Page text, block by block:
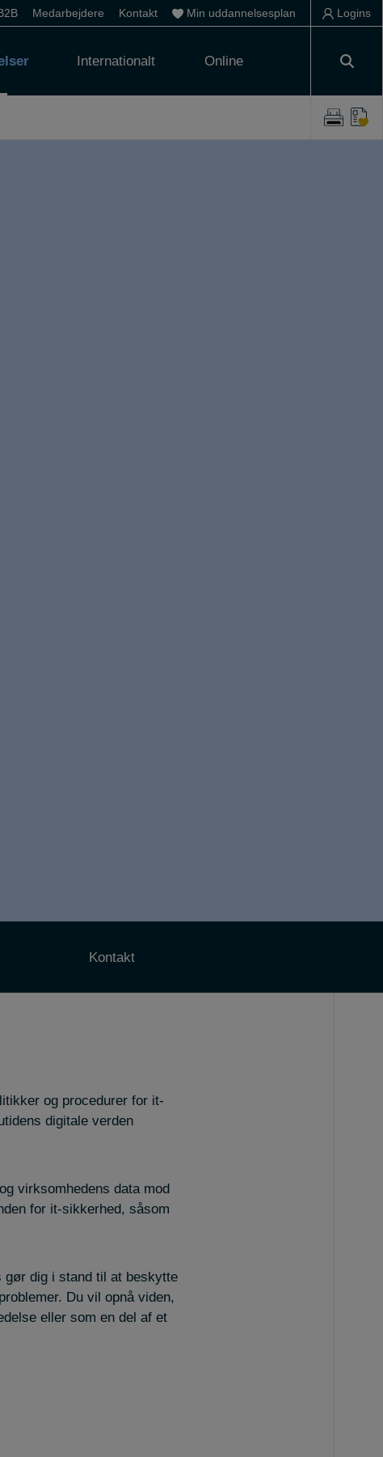
Medarbejdere Kontakt Min uddannelsesplan Logins
Internationalt Online
Kontakt
og procedurer for it-
digitale verden
virksomhedens data mod
for it-sikkerhed, såsom
gør dig i stand til at beskytte
Du vil opnå viden,
eller som en del af et